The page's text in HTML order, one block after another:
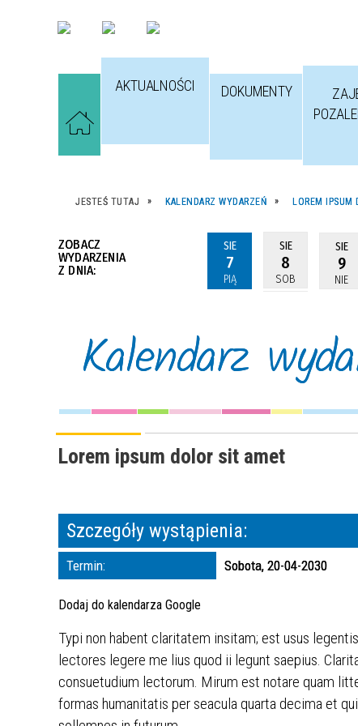
AKTUALNOŚCI DOKUMENTY
JESTEŚ TUTAJ KALENDARZ WYDARZEŃ LOREM IPSUM
ZOBACZ
WYDARZENIA
Z DNIA:
SIE
7
PIĄ
SIE
8
SOB
SIE
9
NIE
Kalendarz
Lorem ipsum dolor sit amet
Szczegóły wystąpienia:
Termin: Sobota, 20-04-2030
Dodaj do kalendarza Google
Typi non habent claritatem insitam; est usus
lectores legere me lius quod ii legunt saepius.
consuetudium lectorum. Mirum est notare quam
formas humanitatis per seacula quarta decima et